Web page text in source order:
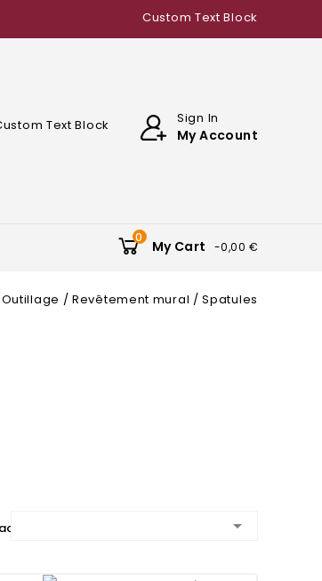
Custom Text Block
Sign In
My Account
Text Block
0
My Cart -0,00 €
Outillage Revêtement mural Spatules
